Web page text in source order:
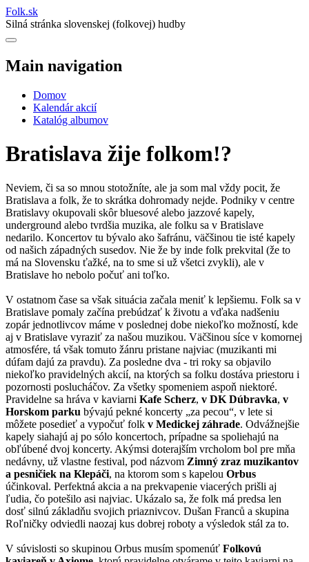
Folk.sk
Silná stránka slovenskej (folkovej) hudby
Main navigation
Domov
Kalendár akcií
Katalóg albumov
Bratislava žije folkom!?
Neviem, či sa so mnou stotožníte, ale ja som mal vždy pocit, že
Bratislava a folk, že to skrátka dohromady nejde. Podniky v centre
Bratislavy okupovali skôr bluesové alebo jazzové kapely,
underground alebo tvrdšia muzika, ale folku sa v Bratislave
nedarilo. Koncertov tu bývalo ako šafránu, väčšinou tie isté kapely
od našich západných susedov. Nie že by inde folk prekvital (že to
má na Slovensku ťažké, na to sme si už všetci zvykli), ale v
Bratislave ho nebolo počuť ani toľko.
V ostatnom čase sa však situácia začala meniť k lepšiemu. Folk sa v
Bratislave pomaly začína prebúdzať k životu a vďaka nadšeniu
zopár jednotlivcov máme v poslednej dobe niekoľko možností, kde
aj v Bratislave vyraziť za našou muzikou. Väčšinou síce v komornej
atmosfére, tá však tomuto žánru pristane najviac (muzikanti mi
dúfam dajú za pravdu). Za posledne dva - tri roky sa objavilo
niekoľko pravidelných akcií, na ktorých sa folku dostáva priestoru i
pozornosti poslucháčov. Za všetky spomeniem aspoň niektoré.
Pravidelne sa hráva v kaviarni Kafe Scherz, v DK Dúbravka, v
Horskom parku bývajú pekné koncerty „za pecou“, v lete si
môžete posedieť a vypočuť folk v Medickej záhrade. Odvážnejšie
kapely siahajú aj po sólo koncertoch, prípadne sa spoliehajú na
obľúbené dvoj koncerty. Akýmsi doterajším vrcholom bol pre mňa
nedávny, už vlastne festival, pod názvom Zimný zraz muzikantov
a pesničiek na Klepáči, na ktorom som s kapelou Orbus
účinkoval. Perfektná akcia a na prekvapenie viacerých prišli aj
ľudia, čo potešilo asi najviac. Ukázalo sa, že folk má predsa len
dosť silnú základňu svojich priaznivcov. Dušan Franců a skupina
Roľničky odviedli naozaj kus dobrej roboty a výsledok stál za to.
V súvislosti so skupinou Orbus musím spomenúť Folkovú